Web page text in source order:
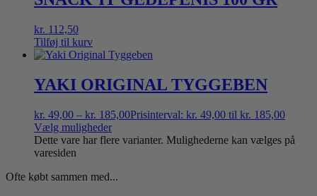
kr. 112,50
Tilføj til kurv
YAKI ORIGINAL TYGGEBEN
kr. 49,00 – kr. 185,00Prisinterval: kr. 49,00 til kr. 185,00
Vælg muligheder
Dette vare har flere varianter. Mulighederne kan vælges på
varesiden
Ofte købt sammen med...